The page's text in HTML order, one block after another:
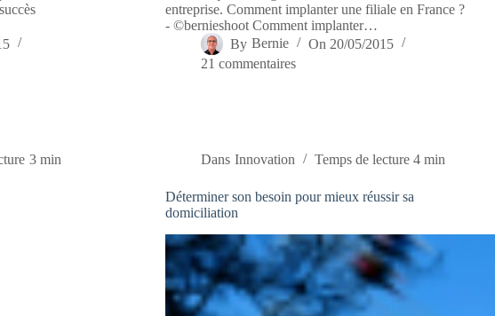
entreprise. Comment implanter une filiale en France ?
- ©bernieshoot Comment implanter…
By Bernie On 20/05/2015
21 commentaires
3 min Dans Innovation Temps de lecture 4 min
Déterminer son besoin pour mieux réussir sa
domiciliation